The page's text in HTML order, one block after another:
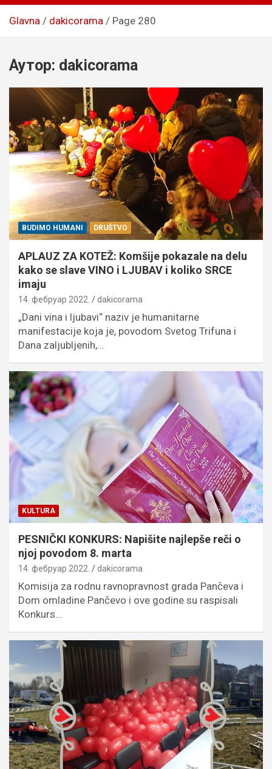
Glavna dakicorama Page 280
Аутор: dakicorama
BUDIMO HUMANI DRUŠTVO
APLAUZ ZA KOTEŽ: Komšije pokazale na delu
kako se slave VINO i LJUBAV i koliko SRCE
imaju
14. фебруар 2022. dakicorama
„Dani vina i ljubavi“ naziv je humanitarne
manifestacije koja je, povodom Svetog Trifuna i
Dana zaljubljenih,…
KULTURA
PESNIČKI KONKURS: Napišite najlepše reči o
njoj povodom 8. marta
14. фебруар 2022. dakicorama
Кomisija za rodnu ravnopravnost grada Pančeva i
Dom omladine Pančevo i ove godine su raspisali
Кonkurs…